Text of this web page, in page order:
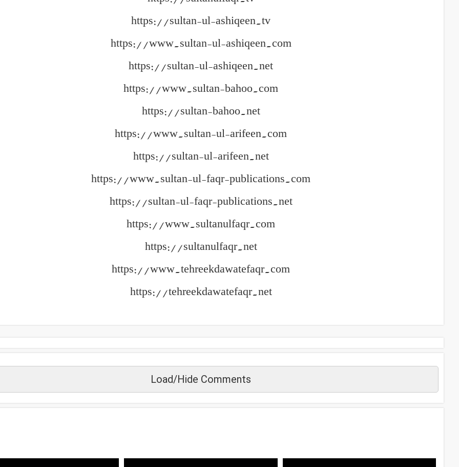
https://sultan-ul-ashiqeen.tv
https://www.sultan-ul-ashiqeen.com
https://sultan-ul-ashiqeen.net
https://www.sultan-bahoo.com
https://sultan-bahoo.net
https://www.sultan-ul-arifeen.com
https://sultan-ul-arifeen.net
https://www.sultan-ul-faqr-publications.com
https://sultan-ul-faqr-publications.net
https://www.sultanulfaqr.com
https://sultanulfaqr.net
https://www.tehreekdawatefaqr.com
https://tehreekdawatefaqr.net
Load/Hide Comments